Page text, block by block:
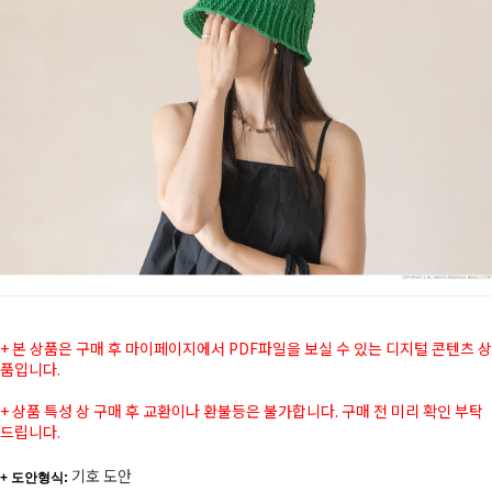
+ 본 상품은 구매 후 마이페이지에서 PDF파일을 보실 수 있는 디지털 콘텐츠 상
품입니다.
+ 상품 특성 상 구매 후 교환이나 환불등은 불가합니다. 구매 전 미리 확인 부탁
드립니다.
+ 도안형식: 기호 도안